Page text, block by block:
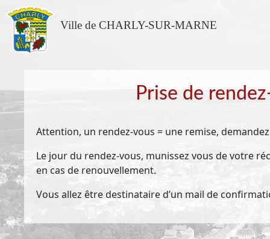
Ville de CHARLY-SUR-MARNE
Prise de
Attention, un rendez-vous = une remise,
Le jour du rendez-vous, munissez vous de votre
en cas de renouvellement.
Vous allez être destinataire d’un mail de